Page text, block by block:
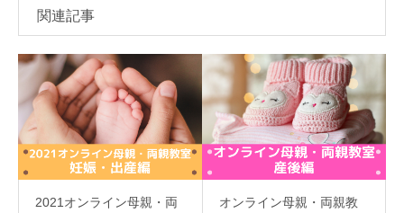
関連記事
2021オンライン母親・両
オンライン母親・両親教